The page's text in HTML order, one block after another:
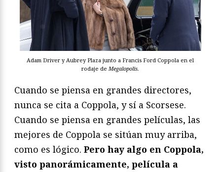
Adam Driver y Aubrey Plaza junto a Francis Ford Coppola en el
rodaje de Megalopolis.
Cuando se piensa en grandes directores,
nunca se cita a Coppola, y sí a Scorsese.
Cuando se piensa en grandes películas, las
mejores de Coppola se sitúan muy arriba,
como es lógico. Pero hay algo en Coppola,
visto panorámicamente, película a